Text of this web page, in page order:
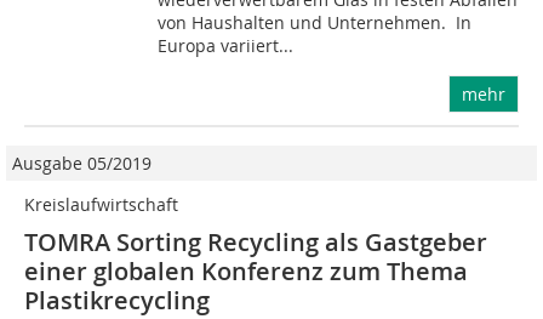
von Haushalten und Unternehmen. In
Europa variiert...
mehr
Ausgabe 05/2019
Kreislaufwirtschaft
TOMRA Sorting Recycling als Gastgeber
einer globalen Konferenz zum Thema
Plastikrecycling